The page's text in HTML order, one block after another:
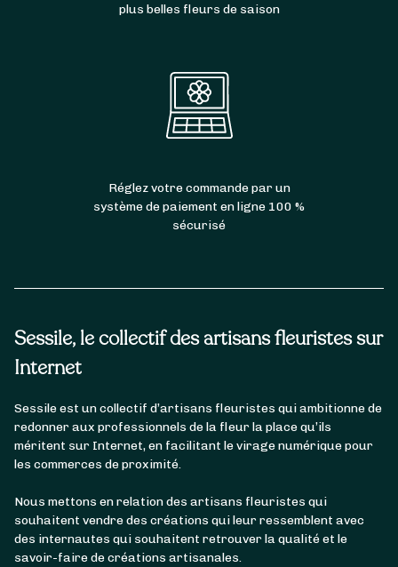
Sessile, le collectif des artisans fleuristes sur
Internet
Sessile est un collectif d’artisans fleuristes qui ambitionne de
redonner aux professionnels de la fleur la place qu’ils
méritent sur Internet, en facilitant le virage numérique pour
les commerces de proximité.
Nous mettons en relation des artisans fleuristes qui
souhaitent vendre des créations qui leur ressemblent avec
des internautes qui souhaitent retrouver la qualité et le
savoir-faire de créations artisanales.
plus belles fleurs de saison
Réglez votre commande par un
système de paiement en ligne 100 %
sécurisé